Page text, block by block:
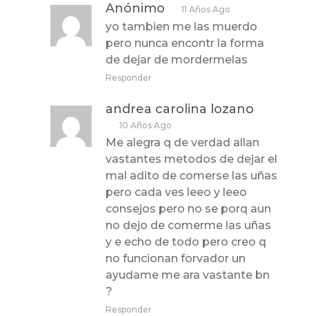
Anónimo 11 Años Ago
yo tambien me las muerdo
pero nunca encontr la forma
de dejar de mordermelas
Responder
andrea carolina lozano
10 Años Ago
Me alegra q de verdad allan
vastantes metodos de dejar el
mal adito de comerse las uñas
pero cada ves leeo y leeo
consejos pero no se porq aun
no dejo de comerme las uñas
y e echo de todo pero creo q
no funcionan forvador un
ayudame me ara vastante bn
?
Responder